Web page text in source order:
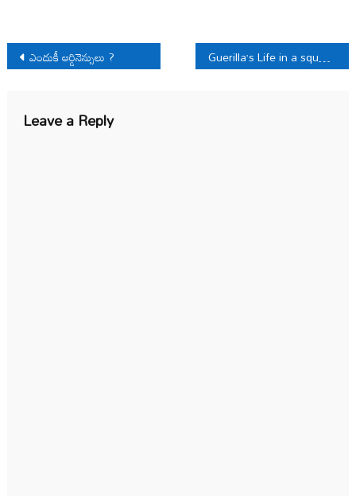
Post
navigation
ఎందుకీ ఆర్డినెన్సులు ? Guerilla’s Life in a squad
Leave a Reply